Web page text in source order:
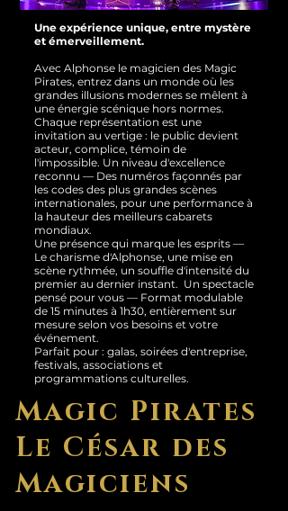
Une expérience unique, entre mystère
et émerveillement.
Avec Alphonse le magicien des Magic
Pirates, entrez dans un monde où les
grandes illusions modernes se mêlent à
une énergie scénique hors normes.
Chaque représentation est une
invitation au vertige : le public devient
acteur, complice, témoin de
l'impossible. Un niveau d'excellence
reconnu — Des numéros façonnés par
les codes des plus grandes scènes
internationales, pour une performance à
la hauteur des meilleurs cabarets
mondiaux.
Une présence qui marque les esprits —
Le charisme d'Alphonse, une mise en
scène rythmée, un souffle d'intensité du
premier au dernier instant. Un spectacle
pensé pour vous — Format modulable
de 15 minutes à 1h30, entièrement sur
mesure selon vos besoins et votre
événement.
Parfait pour : galas, soirées d'entreprise,
festivals, associations et
programmations culturelles.
Magic Pirates
Le César des
Magiciens